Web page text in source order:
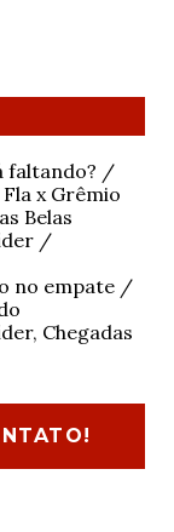
faltando? /
x Grêmio
Belas
/
no empate /
Chegadas